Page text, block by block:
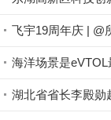
飞宇19周年庆 | @
湖北省省长李殿勋